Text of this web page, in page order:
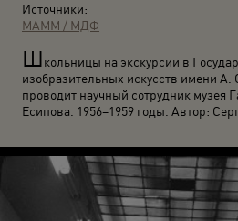
Источники:
МАММ / МДФ
Школьницы на экскурсии в
изобразительных искусств имени
проводит научный сотрудник музея
Есипова. 1956–1959 годы. Автор: